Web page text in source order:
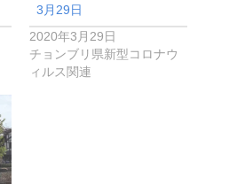
3月29日
2020年3月29日
チョンブリ県新型コロナウ
ィルス関連